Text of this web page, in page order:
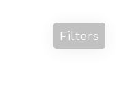
Filters